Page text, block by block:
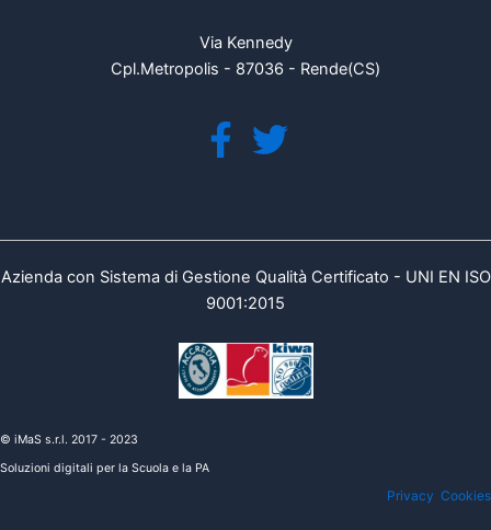
Via Kennedy
Cpl.Metropolis - 87036 - Rende(CS)
Azienda con Sistema di Gestione Qualità Certificato - UNI EN ISO
9001:2015
© iMaS s.r.l. 2017 - 2023
Soluzioni digitali per la Scuola e la PA
Privacy Cookies